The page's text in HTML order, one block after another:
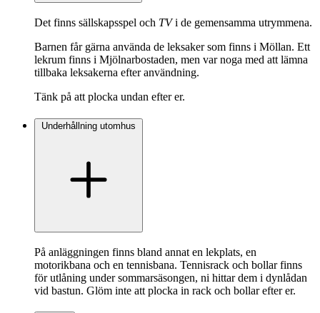
Det finns sällskapsspel och TVi de gemensamma utrymmena.
Barnen får gärna använda de leksaker som finns i Möllan. Ett
lekrum finns i Mjölnarbostaden, men var noga med att lämna
tillbaka leksakerna efter användning.
Tänk på att plocka undan efter er.
Underhållning utomhus
På anläggningen finns bland annat en lekplats, en
motorikbana och en tennisbana. Tennisrack och bollar finns
för utlåning under sommarsäsongen, ni hittar dem i dynlådan
vid bastun. Glöm inte att plocka in rack och bollar efter er.